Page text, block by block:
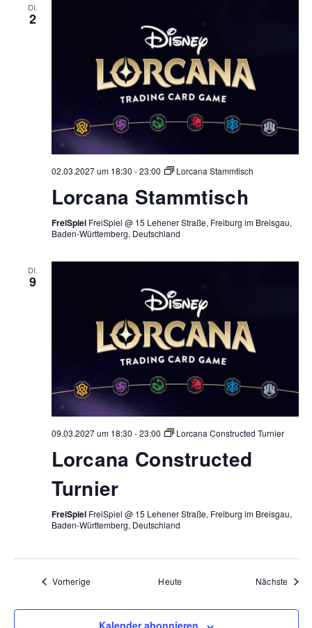
DI.
2
02.03.2027 um 18:30 -23:00 Lorcana Stammtisch
Lorcana Stammtisch
FreiSpiel FreiSpiel @ 15 Lehener Straße, Freiburg im Breisgau,
Baden-Württemberg, Deutschland
DI.
9
09.03.2027 um 18:30 -23:00 Lorcana Constructed Turnier
Lorcana Constructed
Turnier
FreiSpiel FreiSpiel @ 15 Lehener Straße, Freiburg im Breisgau,
Baden-Württemberg, Deutschland
Vorherige Heute Nächste